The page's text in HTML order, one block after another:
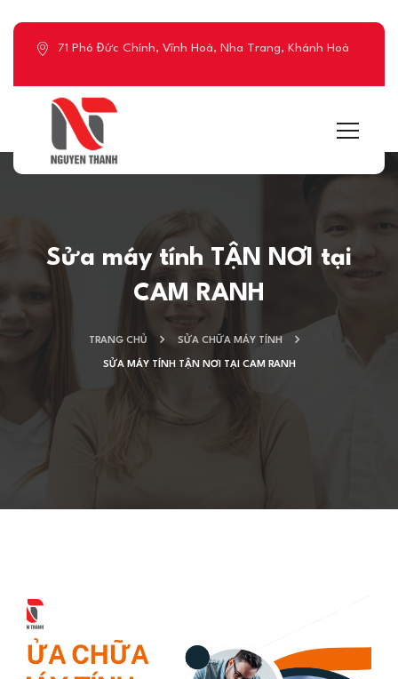
71 Phó Đức Chính, Vĩnh Hoà, Nha Trang, Khánh Hoà
Sửa máy tính TẬN NƠI tại
CAM RANH
TRANG CHỦ SỬA CHỮA MÁY TÍNH
SỬA MÁY TÍNH TẬN NƠI TẠI CAM RANH
Đăng 2 tháng 10, 2024
4165 lượt xem